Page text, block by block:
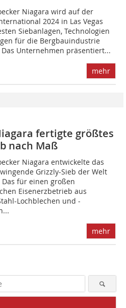
Niagara wird auf der
2024 in Las Vegas
Siebanlagen, Technologien
für die Bergbauindustrie
Unternehmen präsentiert...
mehr
fertigte größtes
nach Maß
Niagara entwickelte das
Grizzly-Sieb der Welt
Das für einen großen
Eisenerzbetrieb aus
Lochblechen und -
mehr